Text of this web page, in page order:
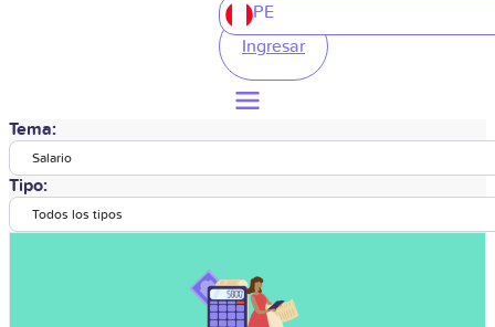
PE
Ingresar
Tema:
Salario
Tipo:
Todos los tipos